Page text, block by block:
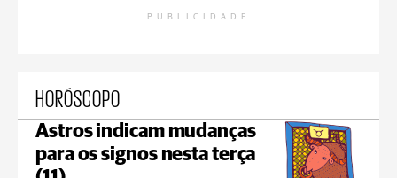
PUBLICIDADE
HORÓSCOPO
Astros indicam mudanças
para os signos nesta terça